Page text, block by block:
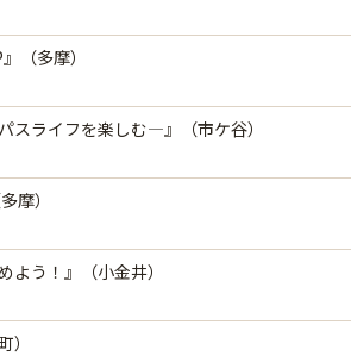
（多摩）
ライフを楽しむ―』（市ケ谷）
摩）
よう！』（小金井）
）